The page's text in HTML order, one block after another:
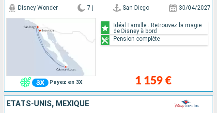
Payez en 3X
Disney Wonder 7 j San Diego 30/04/2027
1 159 €
Idéal Famille : Retrouvez la magie
de Disney à bord
Pension complète
ÉTATS-UNIS, MEXIQUE